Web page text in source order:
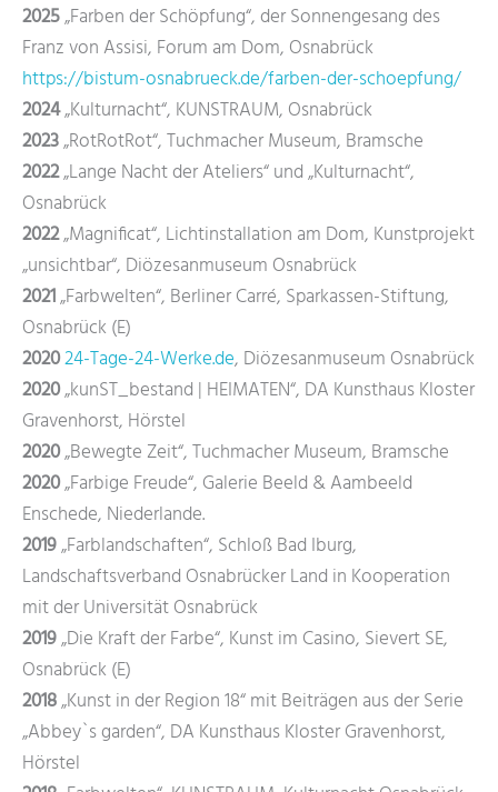
2025„Farben der Schöpfung“, der Sonnengesang des
Franz von Assisi, Forum am Dom, Osnabrück
https://bistum-osnabrueck.de/farben-der-schoepfung/
2024„Kulturnacht“, KUNSTRAUM, Osnabrück
2023„RotRotRot“, Tuchmacher Museum, Bramsche
2022„Lange Nacht der Ateliers“ und „Kulturnacht“,
Osnabrück
2022„Magnificat“, Lichtinstallation am Dom, Kunstprojekt
„unsichtbar“, Diözesanmuseum Osnabrück
2021„Farbwelten“, Berliner Carré, Sparkassen-Stiftung,
Osnabrück (E)
202024-Tage-24-Werke.de, Diözesanmuseum Osnabrück
2020„kunST_bestand | HEIMATEN“, DA Kunsthaus Kloster
Gravenhorst, Hörstel
2020„Bewegte Zeit“, Tuchmacher Museum, Bramsche
2020„Farbige Freude“, Galerie Beeld & Aambeeld
Enschede, Niederlande.
2019„Farblandschaften“, Schloß Bad Iburg,
Landschaftsverband Osnabrücker Land in Kooperation
mit der Universität Osnabrück
2019„Die Kraft der Farbe“, Kunst im Casino, Sievert SE,
Osnabrück (E)
2018„Kunst in der Region 18“ mit Beiträgen aus der Serie
„Abbey`s garden“, DA Kunsthaus Kloster Gravenhorst,
Hörstel